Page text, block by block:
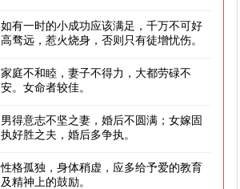
如有一时的小成功应该满足，千万不可好
高骛远，惹火烧身，否则只有徒增忧伤。
家庭不和睦，妻子不得力，大都劳碌不
安。女命者较佳。
男得意志不坚之妻，婚后不圆满；女嫁固
执好胜之夫，婚后多争执。
性格孤独，身体稍虚，应多给予爱的教育
及精神上的鼓励。